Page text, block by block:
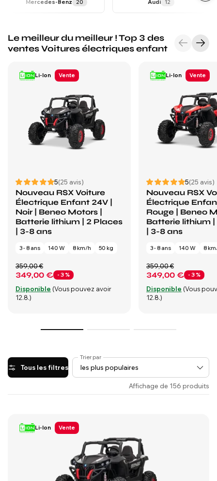
Mercedes-Benz 20 Audi 12
Le meilleur du meilleur ! Top 3 des
ventes Voitures électriques enfant
Li-Ion Vente
5(25 avis)
Nouveau RSX Voiture
Électrique Enfant 24V |
Noir | Beneo Motors |
Batterie lithium | 2 Places
| 3-8 ans
3 - 8 ans 140 W 8 km/h 50 kg
349,00 € - 3 %
359,00 €
Disponible (Vous pouvez avoir
12.8.)
Li-Ion Vente
5(25 avis)
Nouveau RSX
Électrique
Rouge | Beneo
Batterie lithium |
| 3-8 ans
3 - 8 ans 140 W 8
349,00 € - 3 %
359,00 €
Disponible (Vous
12.8.)
Tous les filtres
Trier par
Affichage de 156 produits
Li-Ion Vente